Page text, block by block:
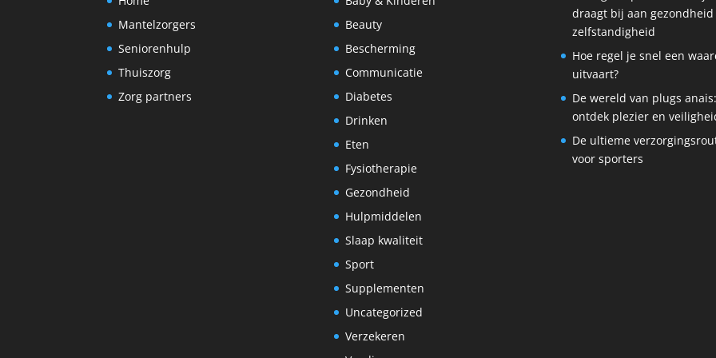
Mantelzorgers
Seniorenhulp
Thuiszorg
Zorg partners
Beauty
Bescherming
Communicatie
Diabetes
Drinken
Eten
Fysiotherapie
Gezondheid
Hulpmiddelen
Slaap kwaliteit
Sport
Supplementen
Uncategorized
Verzekeren
draagt bij aan gezondheid
zelfstandigheid
Hoe regel je snel een
uitvaart?
De wereld van plugs anais:
ontdek plezier en
De ultieme
voor sporters